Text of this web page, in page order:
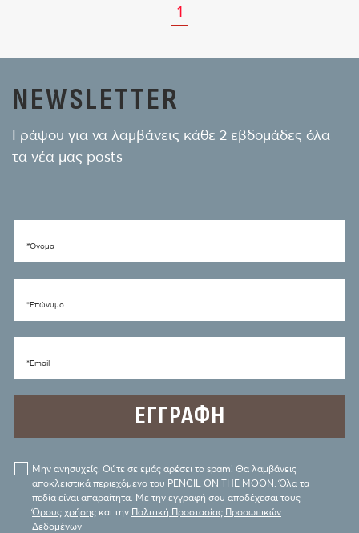
1
NEWSLETTER
Γράψου για να λαμβάνεις κάθε 2 εβδομάδες όλα
τα νέα μας posts
*Όνομα
*Eπώνυμο
*Email
Μην ανησυχείς. Ούτε σε εμάς αρέσει το spam! Θα λαμβάνεις
αποκλειστικά περιεχόμενο του PENCIL ON THE MOON. Όλα τα
πεδία είναι απαραίτητα. Με την εγγραφή σου αποδέχεσαι τους
Όρους χρήσης και την Πολιτική Προστασίας Προσωπικών
Δεδομένων